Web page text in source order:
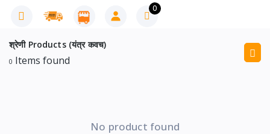
0
श्रेणी Products (यंत्र कवच)
0 Items found
No product found